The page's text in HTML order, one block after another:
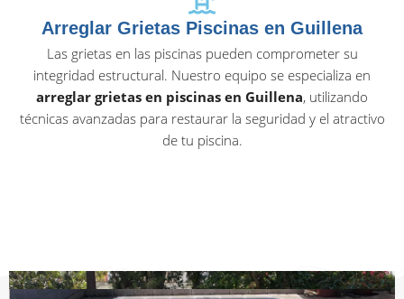
Arreglar Grietas Piscinas en Guillena
Las grietas en las piscinas pueden comprometer su
integridad estructural. Nuestro equipo se especializa en
arreglar grietas en piscinas en Guillena, utilizando
técnicas avanzadas para restaurar la seguridad y el atractivo
de tu piscina.